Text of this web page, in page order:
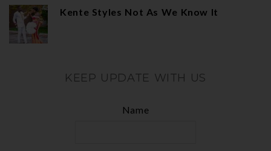
Kente Styles Not As We Know It
KEEP UPDATE WITH US
Name